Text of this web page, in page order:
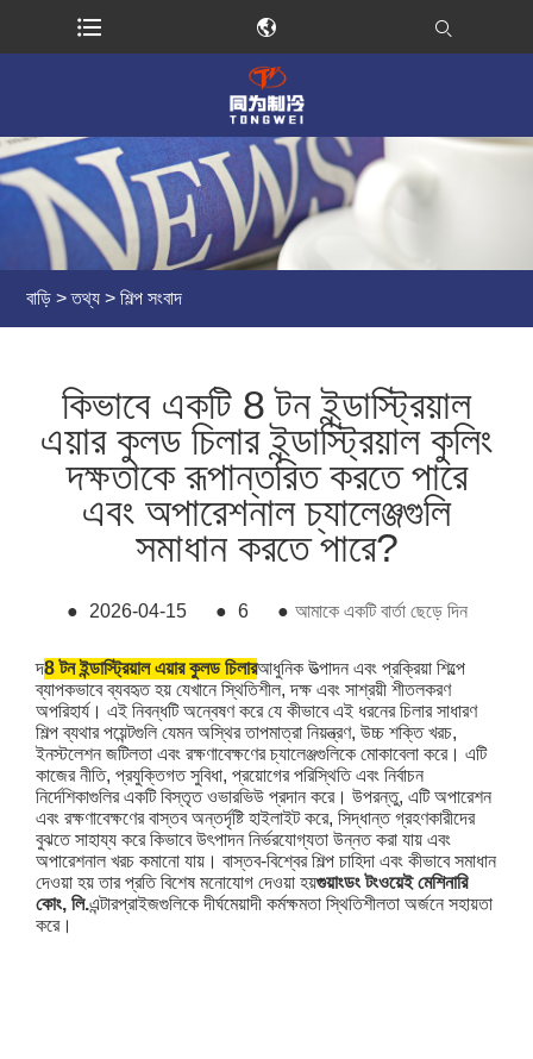
বাড়ি > তথ্য >শিল্প সংবাদ
কিভাবে একটি 8 টন ইন্ডাস্ট্রিয়াল
এয়ার কুলড চিলার ইন্ডাস্ট্রিয়াল কুলিং
দক্ষতাকে রূপান্তরিত করতে পারে
এবং অপারেশনাল চ্যালেঞ্জগুলি
সমাধান করতে পারে?
● 2026-04-15 ● 6 ● আমাকে একটি বার্তা ছেড়ে দিন
দ8 টন ইন্ডাস্ট্রিয়াল এয়ার কুলড চিলারআধুনিক উত্পাদন এবং প্রক্রিয়া শিল্পে
ব্যাপকভাবে ব্যবহৃত হয় যেখানে স্থিতিশীল, দক্ষ এবং সাশ্রয়ী শীতলকরণ
অপরিহার্য। এই নিবন্ধটি অন্বেষণ করে যে কীভাবে এই ধরনের চিলার সাধারণ
শিল্প ব্যথার পয়েন্টগুলি যেমন অস্থির তাপমাত্রা নিয়ন্ত্রণ, উচ্চ শক্তি খরচ,
ইনস্টলেশন জটিলতা এবং রক্ষণাবেক্ষণের চ্যালেঞ্জগুলিকে মোকাবেলা করে। এটি
কাজের নীতি, প্রযুক্তিগত সুবিধা, প্রয়োগের পরিস্থিতি এবং নির্বাচন
নির্দেশিকাগুলির একটি বিস্তৃত ওভারভিউ প্রদান করে। উপরন্তু, এটি অপারেশন
এবং রক্ষণাবেক্ষণের বাস্তব অন্তর্দৃষ্টি হাইলাইট করে, সিদ্ধান্ত গ্রহণকারীদের
বুঝতে সাহায্য করে কিভাবে উৎপাদন নির্ভরযোগ্যতা উন্নত করা যায় এবং
অপারেশনাল খরচ কমানো যায়। বাস্তব-বিশ্বের শিল্প চাহিদা এবং কীভাবে সমাধান
দেওয়া হয় তার প্রতি বিশেষ মনোযোগ দেওয়া হয়গুয়াংডং টংওয়েই মেশিনারি
কোং, লি.এন্টারপ্রাইজগুলিকে দীর্ঘমেয়াদী কর্মক্ষমতা স্থিতিশীলতা অর্জনে সহায়তা
করে।